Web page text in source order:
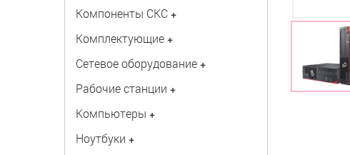
Компоненты СКС +
Комплектующие +
Сетевое оборудование +
Рабочие станции +
Компьютеры +
Ноутбуки +